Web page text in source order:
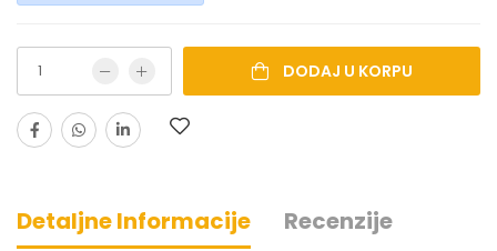
DODAJ U KORPU
Detaljne Informacije
Recenzije